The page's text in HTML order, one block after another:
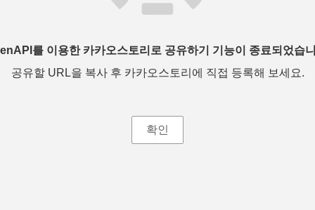
를 이용한 카카오스토리로 공유하기 기능이 종료되었습
공유할 URL을 복사 후 카카오스토리에 직접 등록해 보세요.
확인